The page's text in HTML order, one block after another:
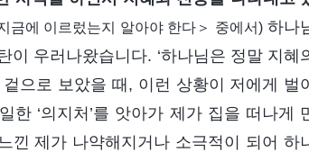
에 이르렀는지 알아야 한다＞ 중에서)하나
우러나왔습니다. ‘하나님은 정말 지혜
으로 보았을 때, 이런 상황이 저에게 벌
‘의지처’를 앗아가 제가 집을 떠나게
낀 제가 나약해지거나 소극적이 되어 하